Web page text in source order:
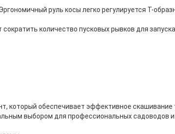
руль косы легко регулируется Т-
количество пусковых рывков для запуска
который обеспечивает эффективное скашивание
выбором для профессиональных садоводов и